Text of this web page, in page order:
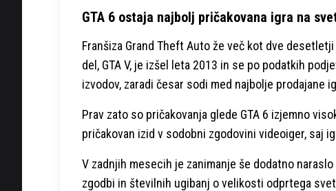
GTA 6 ostaja najbolj pričakovana igra na
Franšiza Grand Theft Auto že več kot dve
del, GTA V, je izšel leta 2013 in se po podatkih
izvodov, zaradi česar sodi med najbolje prodajane
Prav zato so pričakovanja glede GTA 6 izjemno
pričakovan izid v sodobni zgodovini videoiger, saj
V zadnjih mesecih je zanimanje še dodatno
zgodbi in številnih ugibanj o velikosti odprtega